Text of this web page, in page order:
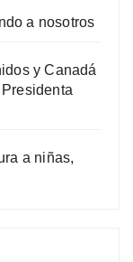
a nosotros
y Canadá
a niñas,